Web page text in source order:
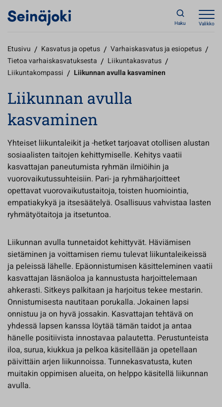
Haku Valikko
Etusivu / Kasvatus ja opetus / Varhaiskasvatus ja esiopetus /
Tietoa varhaiskasvatuksesta / Liikuntakasvatus /
Liikuntakompassi / Liikunnan avulla kasvaminen
Liikunnan avulla
kasvaminen
Yhteiset liikuntaleikit ja -hetket tarjoavat otollisen alustan
sosiaalisten taitojen kehittymiselle. Kehitys vaatii
kasvattajan paneutumista ryhmän ilmiöihin ja
vuorovaikutussuhteisiin. Pari- ja ryhmäharjoitteet
opettavat vuorovaikutustaitoja, toisten huomiointia,
empatiakykyä ja itsesäätelyä. Osallisuus vahvistaa lasten
ryhmätyötaitoja ja itsetuntoa.
Liikunnan avulla tunnetaidot kehittyvät. Häviämisen
sietäminen ja voittamisen riemu tulevat liikuntaleikeissä
ja peleissä lähelle. Epäonnistumisen käsitteleminen vaatii
kasvattajan läsnäoloa ja kannustusta harjoittelemaan
ahkerasti. Sitkeys palkitaan ja harjoitus tekee mestarin.
Onnistumisesta nautitaan porukalla. Jokainen lapsi
onnistuu ja on hyvä jossakin. Kasvattajan tehtävä on
yhdessä lapsen kanssa löytää tämän taidot ja antaa
hänelle positiivista innostavaa palautetta. Perustunteista
iloa, surua, kiukkua ja pelkoa käsitellään ja opetellaan
päivittäin arjen liikunnoissa. Tunnekasvatusta, kuten
muitakin oppimisen alueita, on helppo käsitellä liikunnan
avulla.